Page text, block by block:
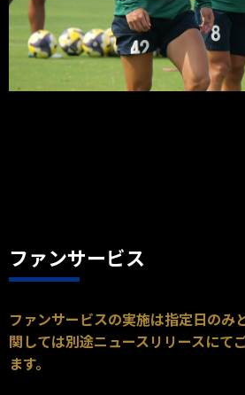
ファンサービス
ファンサービスの実施は指定日のみ
関しては別途ニュースリリースにて
ます。